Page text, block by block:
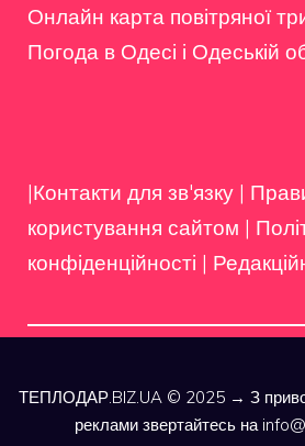
Онлайн карта повітряної
Погода в Одесі і Одеській
|Контакти для зв'язку |
користування сайтом |
конфіденційності |
ТЕПЛОДАР.BIZ.UA © 2025 → З
реклами звертайтесь на